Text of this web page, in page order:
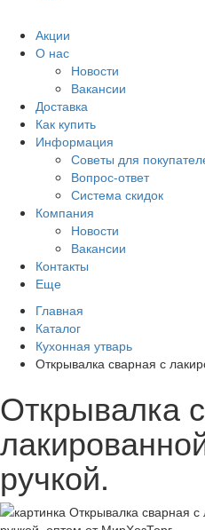
Акции
О нас
Новости
Вакансии
Доставка
Как купить
Информация
Советы для
Вопрос-ответ
Система скидок
Компания
Новости
Вакансии
Контакты
Еще
Главная
Каталог
Кухонная утварь
Открывалка сварная с
Открывалка
ручкой.